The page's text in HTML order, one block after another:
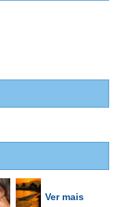
Ver mais